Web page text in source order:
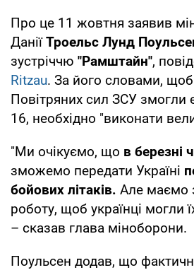
Про це 11 жовтня заявив
ДаніїТроельс Лунд
зустріччю "Рамштайн",
Ritzau. За його словами,
Повітряних сил ЗСУ змогли
16, необхідно "виконати
"Ми очікуємо, що в березні
зможемо передати Україні
бойових літаків. Але маємо
роботу, щоб українці могли
– сказав глава міноборони.
Поульсен додав, що